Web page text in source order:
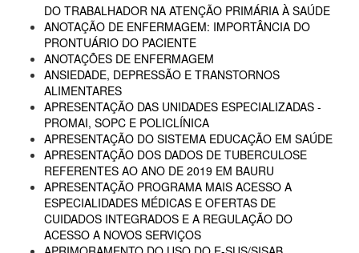
DO TRABALHADOR NA ATENÇÃO PRIMÁRIA À SAÚDE
ANOTAÇÃO DE ENFERMAGEM: IMPORTÂNCIA DO
PRONTUÁRIO DO PACIENTE
ANOTAÇÕES DE ENFERMAGEM
ANSIEDADE, DEPRESSÃO E TRANSTORNOS
ALIMENTARES
APRESENTAÇÃO DAS UNIDADES ESPECIALIZADAS -
PROMAI, SOPC E POLICLÍNICA
APRESENTAÇÃO DO SISTEMA EDUCAÇÃO EM SAÚDE
APRESENTAÇÃO DOS DADOS DE TUBERCULOSE
REFERENTES AO ANO DE 2019 EM BAURU
APRESENTAÇÃO PROGRAMA MAIS ACESSO A
ESPECIALIDADES MÉDICAS E OFERTAS DE
CUIDADOS INTEGRADOS E A REGULAÇÃO DO
ACESSO A NOVOS SERVIÇOS